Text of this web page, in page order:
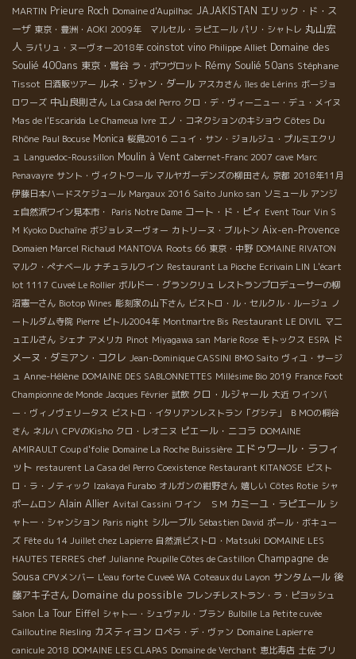
ど、ジャンクロードがいろいろ工夫をしてます。 まだ、アルコー
ル発酵がすべて終わっていない状況なので最終的にどの程度の度
数になるかわかりません。 ジャンクロード曰く 『比較的、力強い
スタイルになりそうだけど12.5度前後の果実味タップリで、フレ
ッシュな酸もキリットありの内容の詰まったワインになりそうで
す。』 『今までになかった、力強さとフレッシュさが同居する素
晴らしい特別なヌーヴォーになるでしょう！ コロナで、やや停滞
した気分を、この2020年ヌーヴォーで解禁と同時にすべてを一新
ると思います』 ★2020年ヌーヴォーは確実性の男ジャンクロー
ド・ラパュ ワインは人だ。 テロワール、葡萄木、微気象（ミク
ロ・クリマ・宇宙の影響） 動かざる土壌を生かす！ 生き物の葡萄
木に馴染み、諸々の気象に耐えうるように寄添う！ 天からの贈り
物は“光”！ 天からの試練は、湿気、雹、冷害、猛暑！ 一年間、色
んな条件下をすべて受け容れて、可能な限り健全な葡萄を育てる
のは、人だ。 だから、信頼できる健全で確実性の人柄が大切！！
そんな男が造ったヌーヴォーは、トビッキリ美味しいにきまって
いる！！
MARTIN Prieure Roch Domaine d'Aupilhac JAJAKISTAN エリック・ド・ス
ーザ 東京・豊洲・AOKI 2009年 マルセル・ラピエール パリ・シャトレ 丸山宏
人 ラパリュ・ヌーヴォー2018年 coinstot vino Philippe Alliet Domaine des
Soulié 400ans 東京・鴬谷 ラ・ポワヴロット Rémy Soulié 50ans Stéphane
Tissot 日酒販ツアー ルネ・ジャン・ダール アスカさん îles de Lérins ボージョ
ロワーズ 中山良則さん La Casa del Perro クロ・デ・ヴィーニュー・デュ・メイヌ
Mas de l'Escarida Le Chameua Ivre エノ・コネクションのキショウ Côtes Du
Rhône Paul Bocuse Monica 桜島2016 ニュイ・サン・ジョルジュ・プルミエクリ
ュ Languedoc-Roussillon Moulin à Vent Cabernet-Franc 2007 cave Marc
Penavayre サント・ヴィクトワール マルヤガーデンズの柳田さん 京都 2018年11月
伊藤日本ハードスケジュール Margaux 2016 Saito Junko san ソミュール アンジ
ェ自然派ワイン見本市・ Paris Notre Dame コート・ド・ピィ Event Tour Vin S
M Kyoko Duchaîne ボジョレヌーヴォー カトリーヌ・ブルトン Aix-en-Provence
Domaien Marcel Richaud MANTOVA Roots 66 東京・中野 DOMAINE RIVATON
マルク・ぺナベール ナチュラルワイン Restaurant La Pioche Ecrivain LIN L'écart
lot 1117 Cuveé Le Rollier ボルドー・グランクリュ レストランプロデューサーの柳
沼憲一さん Biotop Wines 彫刻家の山下さん ビストロ・ル・セルクル・ルージュ ノ
ートルダム寺院 Pierre ピトル2004年 Montmartre Bis Restaurant LE DIVIL マニ
ュエルさん シェナ アメリカ Pinot Miyagawa san Marie Rose モトックス ESPA ド
メーヌ・ダミアン・コクレ Jean-Dominique CASSINI BMO Saito ヴィユ・サージ
ュ Anne-Hélène DOMAINE DES SABLONNETTES Millésime Bio 2019 France Foot
Championne de Monde Jacques Février 試飲 クロ・ルジャール 大近 ワインバ
ー・ヴィノヴェリータス ビストロ・イタリアンレストラン「グシテ」
ＢＭОの桐谷
さん ネルハ CPVのKisho クロ・レオニヌ ピエール・ニコラ DOMAINE
AMIRAULT Coup d'folie Domaine La Roche Buissière エドゥワール・ラフィ
ット restaurent La Casa del Perro Coexistence Restaurant KITANOSE ビスト
ロ・ラ・ノティック Izakaya Furabo オルガンの紺野さん 嬉しい Côtes Rotie シャ
ポームロン Alain Allier Avital Cassini ワイン ＳＭ カミーユ・ラピエール シ
ャトー・シャンション Paris night シルーブル Sébastien David ポール・ボキュー
ズ Fête du 14 Juillet chez Lapierre 自然派ビストロ・Matsuki DOMAINE LES
HAUTES TERRES chef Julianne Poupille Côtes de Castillon Champagne de
Sousa CPVメンバー L'eau forte Cuveé WA Coteaux du Layon サンタムール 後
藤アキ子さん Domaine du possible フレンチレストラン・ラ・ピヨッシュ
Salon La Tour Eiffel シャトー・シュヴァル・ブラン Bulbille La Petite cuvée
Cailloutine Riesling カスティヨン ロペラ・デ・ヴァン Domaine Lapierre
canicule 2018 DOMAINE LES CLAPAS Domaine de Verchant 恵比寿店 土佐 ブリ